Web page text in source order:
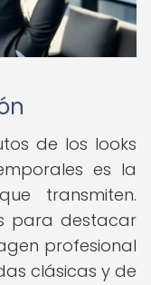
de los looks
es la
transmiten.
para destacar
profesional
clásicas y de